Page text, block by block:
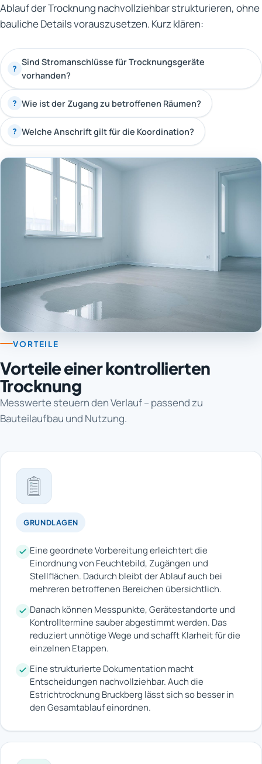
Ablauf der Trocknung nachvollziehbar strukturieren, ohne
bauliche Details vorauszusetzen. Kurz klären:
?
Sind Stromanschlüsse für Trocknungsgeräte
vorhanden?
? Wie ist der Zugang zu betroffenen Räumen?
? Welche Anschrift gilt für die Koordination?
VORTEILE
Vorteile einer kontrollierten
Trocknung
Messwerte steuern den Verlauf – passend zu
Bauteilaufbau und Nutzung.
GRUNDLAGEN
Eine geordnete Vorbereitung erleichtert die
Einordnung von Feuchtebild, Zugängen und
Stellflächen. Dadurch bleibt der Ablauf auch bei
mehreren betroffenen Bereichen übersichtlich.
Danach können Messpunkte, Gerätestandorte und
Kontrolltermine sauber abgestimmt werden. Das
reduziert unnötige Wege und schafft Klarheit für die
einzelnen Etappen.
Eine strukturierte Dokumentation macht
Entscheidungen nachvollziehbar. Auch die
Estrichtrocknung Bruckberg lässt sich so besser in
den Gesamtablauf einordnen.